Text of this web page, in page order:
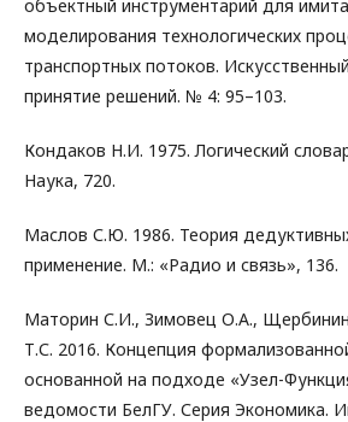
объектный инструментарий для
моделирования технологических
транспортных потоков.
принятие решений. № 4: 95–103.
Кондаков Н.И. 1975. Логический
Наука, 720.
Маслов С.Ю. 1986. Теория
применение. М.: «Радио и связь», 136.
Маторин С.И., Зимовец О.А.,
Т.С. 2016. Концепция
основанной на подходе «Узел-
ведомости БелГУ. Серия Экономика.